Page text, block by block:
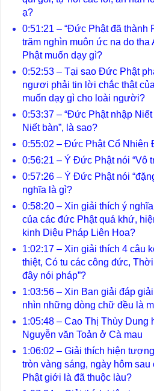
ạ?
0:51:21 – “Đức Phật đã thành
trăm nghìn muôn ức na do tha
Phật muốn dạy gì?
0:52:53 – Tại sao Đức Phật
ngươi phải tin lời chắc thật
muốn dạy gì cho loài người?
0:53:37 – “Đức Phật nhập
Niết bàn”, là sao?
0:55:02 – Đức Phật Cổ Nhiên
0:56:21 – Ý Đức Phật nói “Vô
0:57:26 – Ý Đức Phật nói
nghĩa là gì?
0:58:20 – Xin giải thích ý
của các đức Phật quá khứ,
kinh Diệu Pháp Liên Hoa?
1:02:17 – Xin giải thích 4 câu
thiệt, Có tu các công đức,
đây nói pháp”?
1:03:56 – Xin Ban giải đáp
nhìn những dòng chữ đều là
1:05:48 – Cao Thị Thùy Dung
Nguyễn văn Toản ở Cà mau
1:06:02 – Giải thích hiện
tròn vàng sáng, ngày hôm
Phật giới là đã thuộc làu?